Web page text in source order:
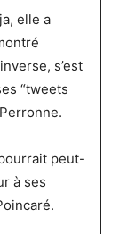
elle a
s’est
“tweets
peut-
à ses